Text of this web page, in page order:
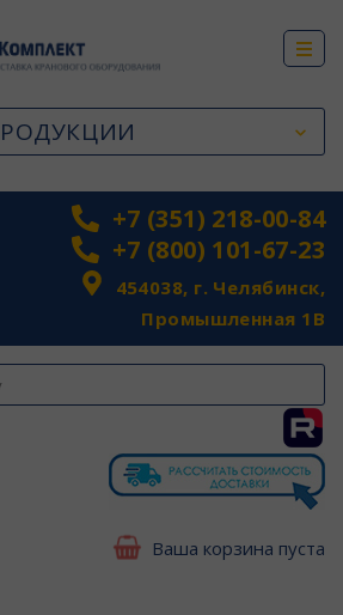
+7 (351) 218-00-84
+7 (800) 101-67-23
454038, г. Челябинск,
Промышленная 1В
Ваша корзина пуста